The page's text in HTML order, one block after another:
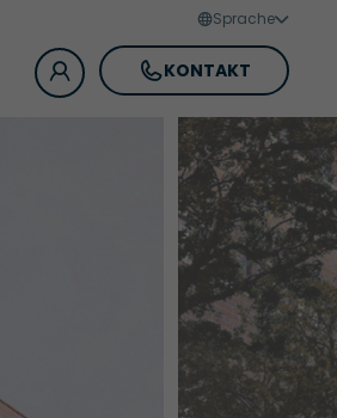
Sprache
KONTAKT